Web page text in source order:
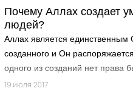
Почему Аллах создает
людей?
Аллах является единственным
созданного и Он
одного из созданий нет права
существованием, так как
19 июля 2017